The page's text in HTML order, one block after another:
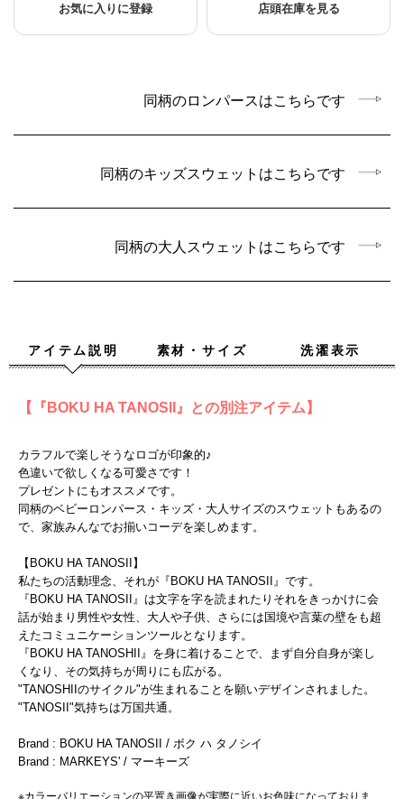
お気に入りに登録 店頭在庫を見る
同柄のロンパースはこちらです
同柄のキッズスウェットはこちらです
同柄の大人スウェットはこちらです
アイテム説明 素材・サイズ 洗濯表示
【『BOKU HA TANOSII』との別注アイテム】
カラフルで楽しそうなロゴが印象的♪
色違いで欲しくなる可愛さです！
プレゼントにもオススメです。
同柄のベビーロンパース・キッズ・大人サイズのスウェットもあるの
で、家族みんなでお揃いコーデを楽しめます。
【BOKU HA TANOSII】
私たちの活動理念、それが『BOKU HA TANOSII』です。
『BOKU HA TANOSII』は文字を字を読まれたりそれをきっかけに会
話が始まり男性や女性、大人や子供、さらには国境や言葉の壁をも超
えたコミュニケーションツールとなります。
『BOKU HA TANOSHII』を身に着けることで、まず自分自身が楽し
くなり、その気持ちが周りにも広がる。
"TANOSHIIのサイクル"が生まれることを願いデザインされました。
"TANOSII"気持ちは万国共通。
Brand : BOKU HA TANOSII / ボク ハ タノシイ
Brand : MARKEYS' / マーキーズ